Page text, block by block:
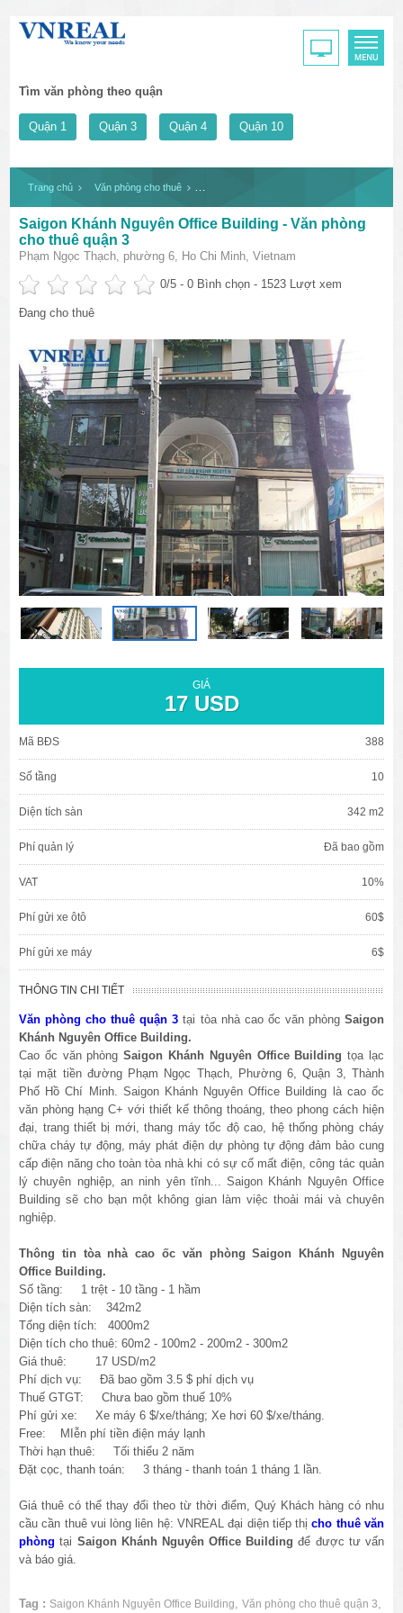
Tìm văn phòng theo quận
Quận 1 Quận 3 Quận 4 Quận 10
Trang chủ Văn phòng cho thuê
Saigon Khánh Nguyên Office Building - Văn phòng
cho thuê quận 3
Phạm Ngọc Thạch, phường 6, Ho Chi Minh, Vietnam
0/5 -0 Bình chọn - 1523 Lượt xem
Đang cho thuê
GIÁ
17 USD
Mã BĐS 388
Số tầng 10
Diện tích sàn 342 m2
Phí quản lý Đã bao gồm
VAT 10%
Phí gửi xe ôtô 60$
Phí gửi xe máy 6$
THÔNG TIN CHI TIẾT
Văn phòng cho thuê quận 3tại tòa nhà cao ốc văn phòng Saigon
Khánh Nguyên Office Building.
Cao ốc văn phòngSaigon Khánh Nguyên Office Buildingtọa lạc
tại mặt tiền đường Phạm Ngọc Thạch, Phường 6, Quận 3, Thành
Phố Hồ Chí Minh. Saigon Khánh Nguyên Office Building là cao ốc
văn phòng hạng C+ với thiết kế thông thoáng, theo phong cách hiện
đại, trang thiết bị mới, thang máy tốc độ cao, hệ thống phòng cháy
chữa cháy tự động, máy phát điện dự phòng tự động đảm bảo cung
cấp điện năng cho toàn tòa nhà khi có sự cố mất điện, công tác quản
lý chuyên nghiệp, an ninh yên tĩnh... Saigon Khánh Nguyên Office
Building sẽ cho bạn một không gian làm việc thoải mái và chuyên
nghiệp.
Thông tin tòa nhà cao ốc văn phòng Saigon Khánh Nguyên
Office Building.
Số tầng: 1 trệt - 10 tầng - 1 hầm
Diện tích sàn: 342m2
Tổng diện tích: 4000m2
Diện tích cho thuê: 60m2 - 100m2 - 200m2 - 300m2
Giá thuê: 17 USD/m2
Phí dịch vụ: Đã bao gồm 3.5 $ phí dịch vụ
Thuế GTGT: Chưa bao gồm thuế 10%
Phí gửi xe: Xe máy 6 $/xe/tháng; Xe hơi 60 $/xe/tháng.
Free: MIễn phí tiền điện máy lạnh
Thời hạn thuê: Tối thiểu 2 năm
Đặt cọc, thanh toán: 3 tháng - thanh toán 1 tháng 1 lần.
Giá thuê có thể thay đổi theo từ thời điểm, Quý Khách hàng có nhu
cầu cần thuê vui lòng liên hệ: VNREAL đại diện tiếp thịcho thuê văn
phòngtại Saigon Khánh Nguyên Office Buildingđể được tư vấn
và báo giá.
Tag : Saigon Khánh Nguyên Office Building ,Văn phòng cho thuê quận 3
văn phòng cho thuê quận 3
văn phòng quận 1
văn phòng quận 3
cao ốc văn phòng quận 1